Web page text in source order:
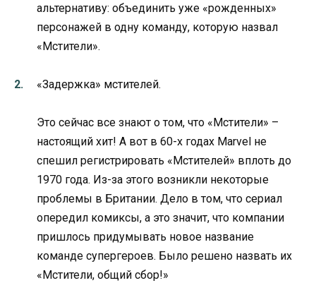
альтернативу: объединить уже «рожденных»
персонажей в одну команду, которую назвал
«Мстители».
«Задержка» мстителей.
Это сейчас все знают о том, что «Мстители» –
настоящий хит! А вот в 60-х годах Marvel не
спешил регистрировать «Мстителей» вплоть до
1970 года. Из-за этого возникли некоторые
проблемы в Британии. Дело в том, что сериал
опередил комиксы, а это значит, что компании
пришлось придумывать новое название
команде супергероев. Было решено назвать их
«Мстители, общий сбор!»